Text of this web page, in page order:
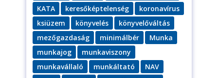
KATA
keresőképtelenség
koronavírus
ksiüzem
könyvelés
könyvelőváltás
mezőgazdaság
minimálbér
Munka
munkajog
munkaviszony
munkavállaló
munkáltató
NAV